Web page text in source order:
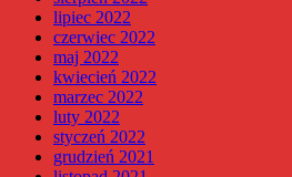
lipiec 2022
czerwiec 2022
maj 2022
kwiecień 2022
marzec 2022
luty 2022
styczeń 2022
grudzień 2021